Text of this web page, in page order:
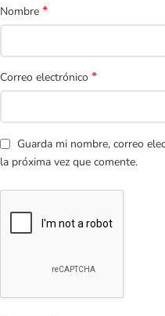
Nombre *
Correo electrónico *
Guarda mi nombre, correo
la próxima vez que comente.